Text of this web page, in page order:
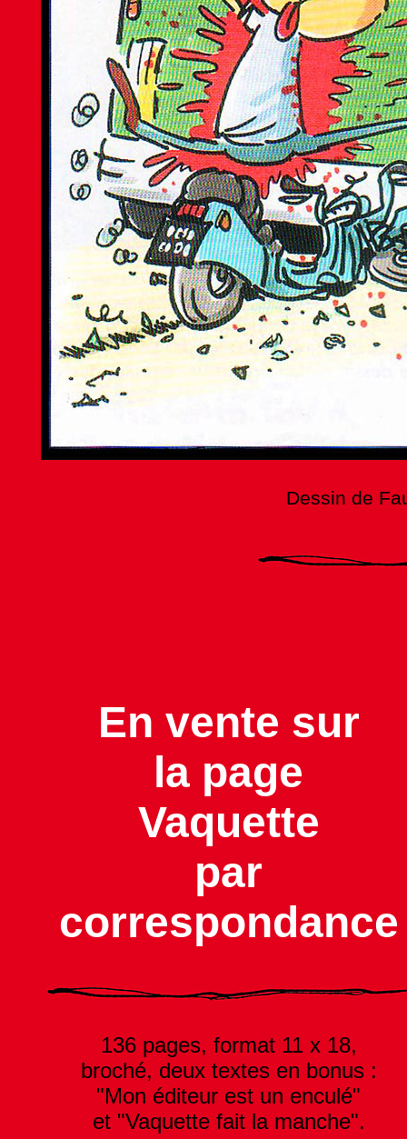
Dessin de
En vente sur
la page
Vaquette
par
correspondance
136 pages, format 11 x 18,
broché, deux textes en bonus :
"Mon éditeur est un enculé"
et "Vaquette fait la manche".